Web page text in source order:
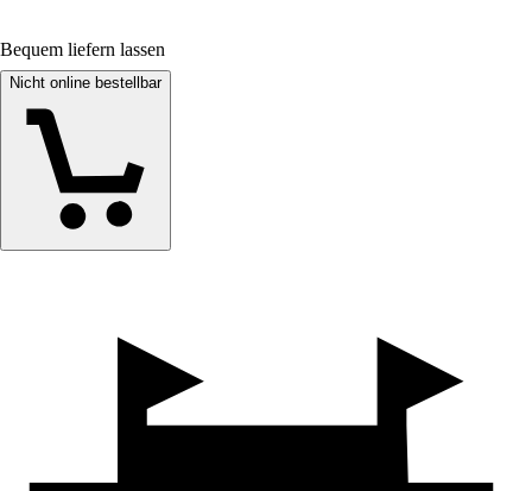
Bequem liefern lassen
Nicht online bestellbar